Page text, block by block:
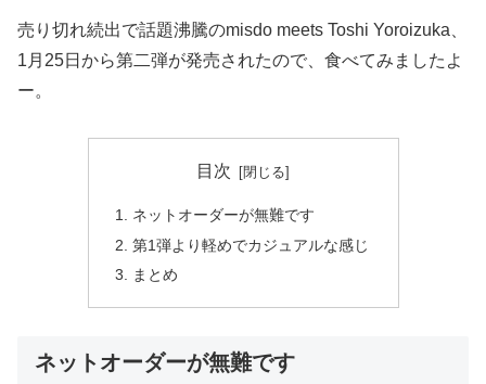
売り切れ続出で話題沸騰のmisdo meets Toshi Yoroizuka、
1月25日から第二弾が発売されたので、食べてみましたよ
ー。
目次
ネットオーダーが無難です
第1弾より軽めでカジュアルな感じ
まとめ
ネットオーダーが無難です